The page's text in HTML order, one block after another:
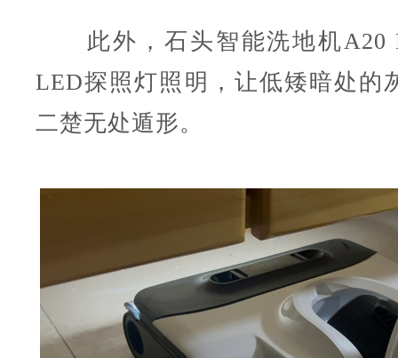
此外，石头智能洗地机A20
LED探照灯照明，让低矮暗处的
二楚无处遁形。